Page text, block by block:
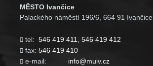
MĚSTO Ivančice
Palackého náměstí 196/6, 664 91 Ivančice
 tel:546 419 411 ,546 419 412
 fax:546 419 410
 e-mail: info@muiv.cz